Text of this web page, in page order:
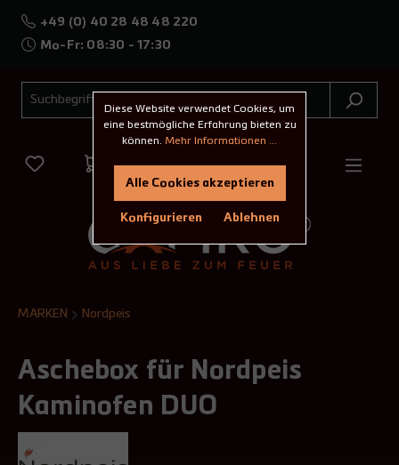
+49 (0) 40 28 48 48 220
Mo-Fr: 08:30 - 17:30
MARKEN Nordpeis
Aschebox für Nordpeis
Kaminofen DUO
Diese Website verwendet Cookies, um
eine bestmögliche Erfahrung bieten zu
können. Mehr Informationen ...
Ablehnen
Konfigurieren
Alle Cookies akzeptieren